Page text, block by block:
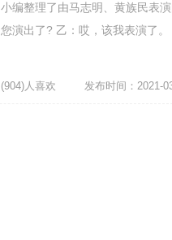
小编整理了由马志明、黄族民表
您演出了? 乙：哎，该我表演了
(904)人喜欢 发布时间：2021-